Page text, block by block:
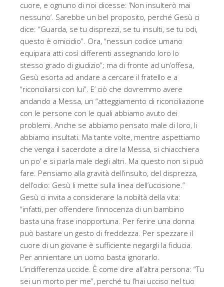
cuore, e ognuno di noi dicesse: ‘Non insulterò mai
nessuno’. Sarebbe un bel proposito, perché Gesù ci
dice: “Guarda, se tu disprezzi, se tu insulti, se tu odi,
questo è omicidio”. Ora, “nessun codice umano
equipara atti così differenti assegnando loro lo
stesso grado di giudizio”; ma di fronte ad un’offesa,
Gesù esorta ad andare a cercare il fratello e a
“riconciliarsi con lui”. E’ ciò che dovremmo avere
andando a Messa, un “atteggiamento di riconciliazione
con le persone con le quali abbiamo avuto dei
problemi. Anche se abbiamo pensato male di loro, li
abbiamo insultati. Ma tante volte, mentre aspettiamo
che venga il sacerdote a dire la Messa, si chiacchiera
un po’ e si parla male degli altri. Ma questo non si può
fare. Pensiamo alla gravità dell’insulto, del disprezza,
dell’odio: Gesù li mette sulla linea dell’uccisione.”
Gesù ci invita a considerare la nobiltà della vita:
“infatti, per offendere l’innocenza di un bambino
basta una frase inopportuna. Per ferire una donna
può bastare un gesto di freddezza. Per spezzare il
cuore di un giovane è sufficiente negargli la fiducia.
Per annientare un uomo basta ignorarlo.
L’indifferenza uccide. È come dire all’altra persona: “Tu
sei un morto per me”, perché tu l’hai ucciso nel tuo